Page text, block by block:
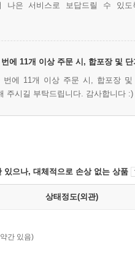
나은 서비스로 보답드릴 수 있도
에 11개 이상 주문 시, 합포장 및
번에 11개 이상 주문 시, 합포장
주시길 부탁드립니다. 감사합니다 :)
있으나, 대체적으로 손상 없는 상품
상태정도(외관)
간 있음)